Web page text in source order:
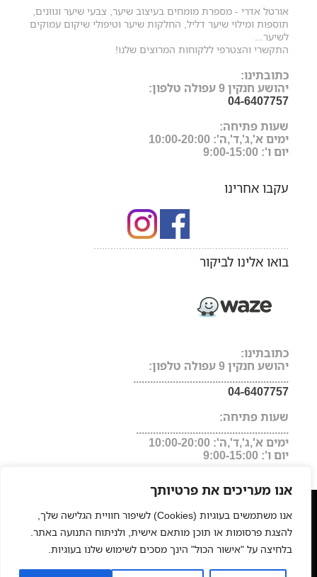
אנו מעריכים את פרטיותך
אנו משתמשים בעוגיות (Cookies) לשיפור חוויית הגלישה שלך,
להצגת פרסומות או תוכן מותאם אישית, ולניתוח התנועה באתר.
בלחיצה על "אישור הכול" הינך מסכים לשימוש שלנו בעוגיות.
אורטל אדרי - מספרת מומחים בעיצוב שיער, צבעי שיער וגוונים,
תוספות ומילוי שיער דליל, החלקות שיער וטיפולי שיקום עמוקים
לשיער...
התקשרי והצטרפי ללקוחות המרוצים שלנו!
כתובתינו:
יהושע חנקין 9 עפולה טלפון:
04-6407757
שעות פתיחה:
ימים א',ג',ד',ה': 10:00-20:00
יום ו': 9:00-15:00
עקבו אחרינו
.....................................................................
בואו אלינו לביקור
כתובתינו:
יהושע חנקין 9 עפולה טלפון:
.......................................................
04-6407757
שעות פתיחה:
......................................................
ימים א',ג',ד',ה': 10:00-20:00
יום ו': 9:00-15:00
המרכז לעיצוב שיער בישראל
מגזין
היופי של ישראל
החלקות שיער
פאות
רפואיות | תוספות שיער |החלקה יפנית| פאות משיער טבעי|חנות
אונליין למוצרי שיער מקצועיים, איפור וציוד למספרות|כסאות
גבוהים לבר